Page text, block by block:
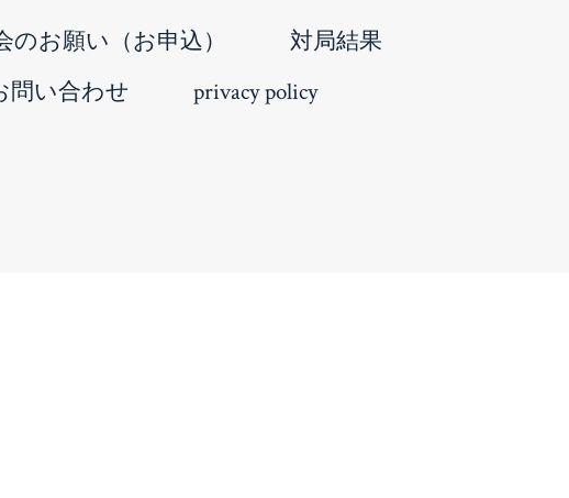
のお願い（お申込）
対局結果
問い合わせ privacy policy